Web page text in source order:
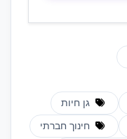
גן חיות
חינוך חברתי